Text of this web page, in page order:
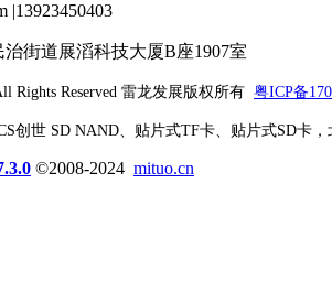
|13923450403
街道展滔科技大厦B座1907室
Rights Reserved 雷龙发展版权所有 粤ICP备
创世 SD NAND、贴片式TF卡、贴片式SD卡
©2008-2024 mituo.cn